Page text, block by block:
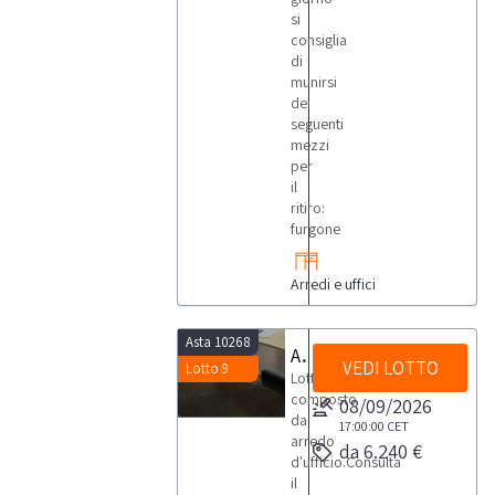
si
consiglia
di
munirsi
dei
seguenti
mezzi
per
il
ritiro:
furgone
Arredi e uffici
Asta 10268
Lotto 9
Arredo d'ufficio
Lotto
composto
da
arredo
d'ufficio.Consulta
il
VEDI LOTTO
08/09/2026
17:00:00 CET
da 6.240 €